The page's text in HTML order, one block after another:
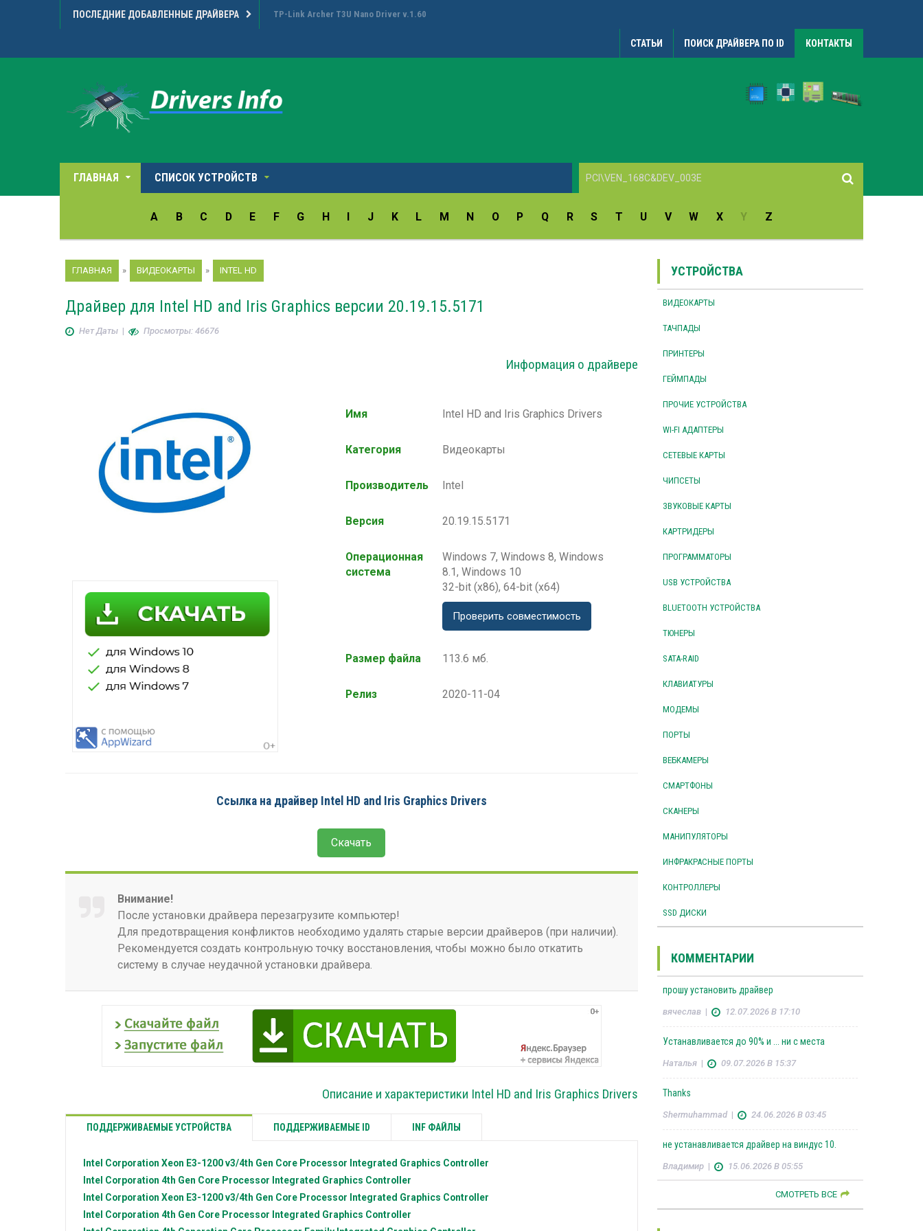
ПОСЛЕДНИЕ ДОБАВЛЕННЫЕ ДРАЙВЕРА Microarray Fingerprint Reader Driver v.18.5.54.172/9.47.11.214
СТАТЬИ ПОИСК ДРАЙВЕРА ПО ID КОНТАКТЫ
ГЛАВНАЯ СПИСОК УСТРОЙСТВ
A B C D E F G H J K L M N O P Q R S T U V W X Y Z
ГЛАВНАЯ » ВИДЕОКАРТЫ » INTEL HD
Драйвер для Intel HD and Iris Graphics версии 20.19.15.5171
Нет Даты | Просмотры: 46676
Информация о драйвере
Имя Intel HD and Iris Graphics Drivers
Категория Видеокарты
Производитель Intel
Версия 20.19.15.5171
Операционная
система
Windows 7, Windows 8, Windows
8.1, Windows 10
32-bit (x86), 64-bit (x64)
Проверить совместимость
Размер файла 113.6 мб.
Релиз 2020-11-04
Ссылка на драйвер Intel HD and Iris Graphics Drivers
Скачать
Внимание!
После установки драйвера перезагрузите компьютер!
Для предотвращения конфликтов необходимо удалять старые версии драйверов (при наличии).
Рекомендуется создать контрольную точку восстановления, чтобы можно было откатить
систему в случае неудачной установки драйвера.
Описание и характеристики Intel HD and Iris Graphics Drivers
ПОДДЕРЖИВАЕМЫЕ УСТРОЙСТВА ПОДДЕРЖИВАЕМЫЕ ID INF ФАЙЛЫ
Intel Corporation Xeon E3-1200 v3/4th Gen Core Processor Integrated Graphics Controller
Intel Corporation 4th Gen Core Processor Integrated Graphics Controller
Intel Corporation Xeon E3-1200 v3/4th Gen Core Processor Integrated Graphics Controller
Intel Corporation 4th Gen Core Processor Integrated Graphics Controller
УСТРОЙСТВА
ВИДЕОКАРТЫ
ТАЧПАДЫ
ПРИНТЕРЫ
ГЕЙМПАДЫ
ПРОЧИЕ УСТРОЙСТВА
WI-FI АДАПТЕРЫ
СЕТЕВЫЕ КАРТЫ
ЧИПСЕТЫ
ЗВУКОВЫЕ КАРТЫ
КАРТРИДЕРЫ
ПРОГРАММАТОРЫ
USB УСТРОЙСТВА
BLUETOOTH УСТРОЙСТВА
ТЮНЕРЫ
SATA-RAID
КЛАВИАТУРЫ
МОДЕМЫ
ПОРТЫ
ВЕБКАМЕРЫ
СМАРТФОНЫ
СКАНЕРЫ
МАНИПУЛЯТОРЫ
ИНФРАКРАСНЫЕ ПОРТЫ
КОНТРОЛЛЕРЫ
SSD ДИСКИ
КОММЕНТАРИИ
прошу установить драйвер
вячеслав| 12.07.2026 В 17:10
Устанавливается до 90% и ... ни с места
Наталья| 09.07.2026 В 15:37
Thanks
Shermuhammad| 24.06.2026 В 03:45
не устанавливается драйвер на виндус 10.
Владимир| 15.06.2026 В 05:55
СМОТРЕТЬ ВСЕ